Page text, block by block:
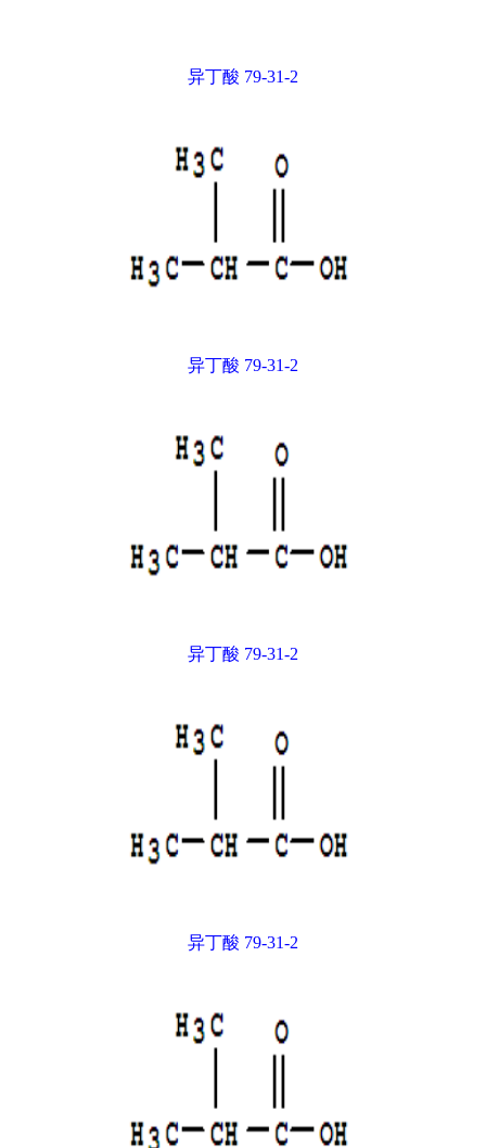
异丁酸 79-31-2
异丁酸 79-31-2
异丁酸 79-31-2
异丁酸 79-31-2